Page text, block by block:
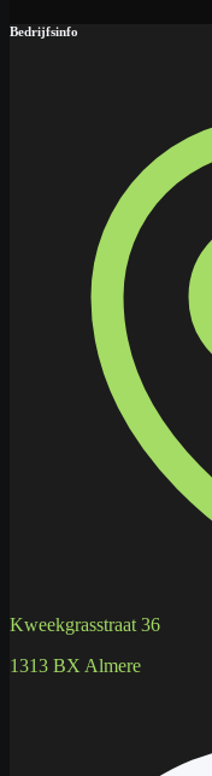
Bedrijfsinfo
Kweekgrasstraat 36
1313 BX Almere